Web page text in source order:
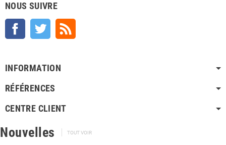
NOUS SUIVRE
Facebook Twitter
INFORMATION
RÉFÉRENCES
CENTRE CLIENT
Nouvelles TOUT VOIR